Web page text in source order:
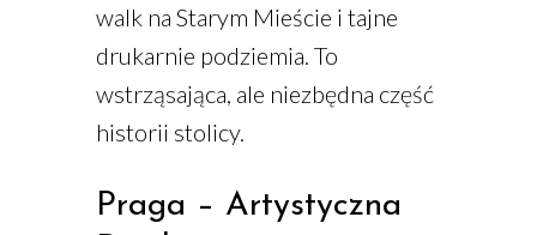
walk na Starym Mieście i tajne
drukarnie podziemia. To
wstrząsająca, ale niezbędna część
historii stolicy.
Praga – Artystyczna